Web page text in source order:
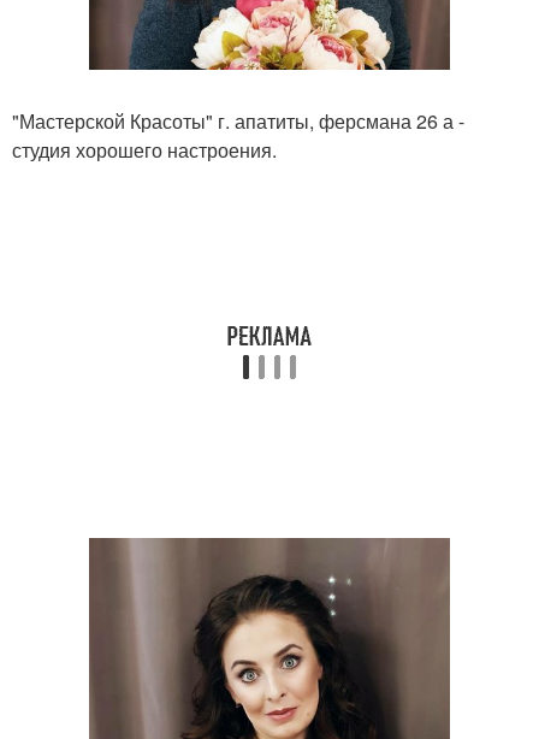
"Мастерской Красоты" г. апатиты, ферсмана 26 а -
студия хорошего настроения.